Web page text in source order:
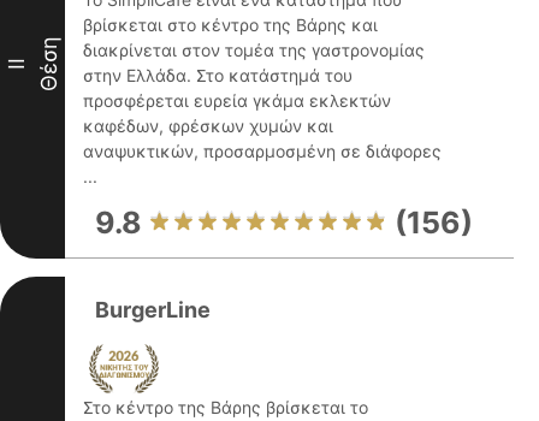
II Θέση
βρίσκεται στο κέντρο της Βάρης και
διακρίνεται στον τομέα της γαστρονομίας
στην Ελλάδα. Στο κατάστημά του
προσφέρεται ευρεία γκάμα εκλεκτών
καφέδων, φρέσκων χυμών και
αναψυκτικών, προσαρμοσμένη σε διάφορες
...
9.8 (156)
BurgerLine
Στο κέντρο της Βάρης βρίσκεται το